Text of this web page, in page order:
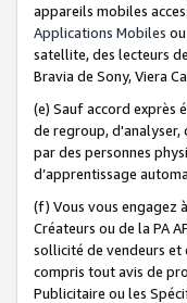
appareils mobiles
Applications Mobiles
satellite, des lecteurs
Bravia de Sony, Viera
(e) Sauf accord exprès
de regroup,
par des personnes
d’apprentissage
(f) Vous vous engagez
Créateurs ou de la PA
sollicité de vendeurs et
compris tout avis de
Publicitaire ou les